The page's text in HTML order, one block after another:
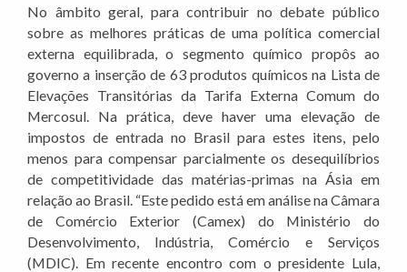
No âmbito geral, para contribuir no debate público
sobre as melhores práticas de uma política comercial
externa equilibrada, o segmento químico propôs ao
governo a inserção de 63 produtos químicos na Lista de
Elevações Transitórias da Tarifa Externa Comum do
Mercosul. Na prática, deve haver uma elevação de
impostos de entrada no Brasil para estes itens, pelo
menos para compensar parcialmente os desequilíbrios
de competitividade das matérias-primas na Ásia em
relação ao Brasil. “Este pedido está em análise na Câmara
de Comércio Exterior (Camex) do Ministério do
Desenvolvimento, Indústria, Comércio e Serviços
(MDIC). Em recente encontro com o presidente Lula,